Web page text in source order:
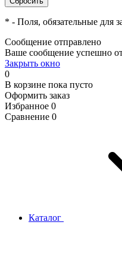
* - Поля, обязательные для
Сообщение отправлено
Ваше сообщение успешно
Закрыть окно
0
В корзине пока пусто
Оформить заказ
Избранное 0
Сравнение 0
Каталог